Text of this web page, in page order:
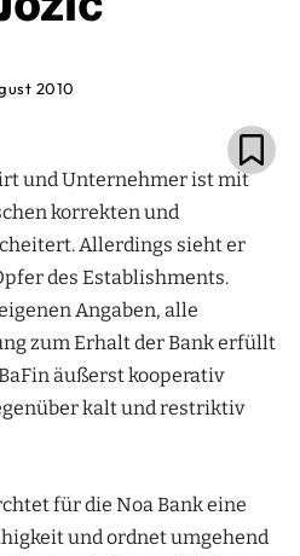
2010
und Unternehmer ist mit
korrekten und
Allerdings sieht er
des Establishments.
Angaben, alle
zum Erhalt der Bank erfüllt
äußerst kooperativ
kalt und restriktiv
für die Noa Bank eine
und ordnet umgehend